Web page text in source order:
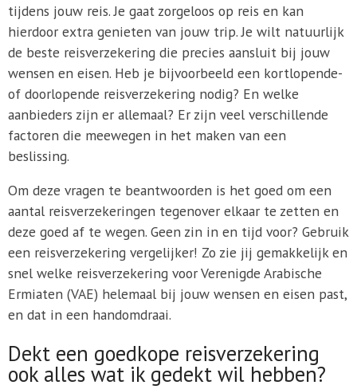
tijdens jouw reis. Je gaat zorgeloos op reis en kan
hierdoor extra genieten van jouw trip. Je wilt natuurlijk
de beste reisverzekering die precies aansluit bij jouw
wensen en eisen. Heb je bijvoorbeeld een kortlopende-
of doorlopende reisverzekering nodig? En welke
aanbieders zijn er allemaal? Er zijn veel verschillende
factoren die meewegen in het maken van een
beslissing.
Om deze vragen te beantwoorden is het goed om een
aantal reisverzekeringen tegenover elkaar te zetten en
deze goed af te wegen. Geen zin in en tijd voor? Gebruik
een reisverzekering vergelijker! Zo zie jij gemakkelijk en
snel welke reisverzekering voor Verenigde Arabische
Ermiaten (VAE) helemaal bij jouw wensen en eisen past,
en dat in een handomdraai.
Dekt een goedkope reisverzekering
ook alles wat ik gedekt wil hebben?